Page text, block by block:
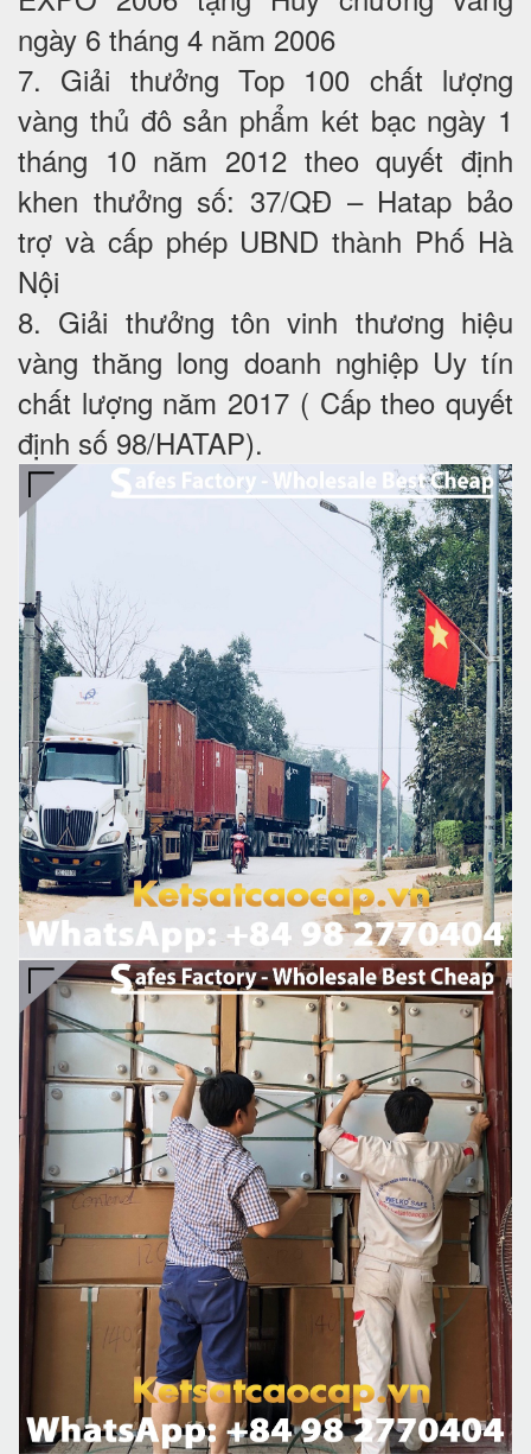
ngày 6 tháng 4 năm 2006
7. Giải thưởng Top 100 chất lượng
vàng thủ đô sản phẩm két bạc ngày 1
tháng 10 năm 2012 theo quyết định
khen thưởng số: 37/QĐ – Hatap bảo
trợ và cấp phép UBND thành Phố Hà
Nội
8. Giải thưởng tôn vinh thương hiệu
vàng thăng long doanh nghiệp Uy tín
chất lượng năm 2017 ( Cấp theo quyết
định số 98/HATAP).